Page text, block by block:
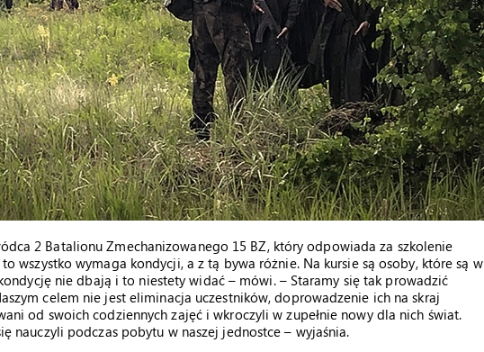
2 Batalionu Zmechanizowanego 15 BZ, który odpowiada za szkolenie
wszystko wymaga kondycji, a z tą bywa różnie. Na kursie są osoby, które są w
nie dbają i to niestety widać – mówi. – Staramy się tak prowadzić
celem nie jest eliminacja uczestników, doprowadzenie ich na skraj
od swoich codziennych zajęć i wkroczyli w zupełnie nowy dla nich świat.
nauczyli podczas pobytu w naszej jednostce – wyjaśnia.